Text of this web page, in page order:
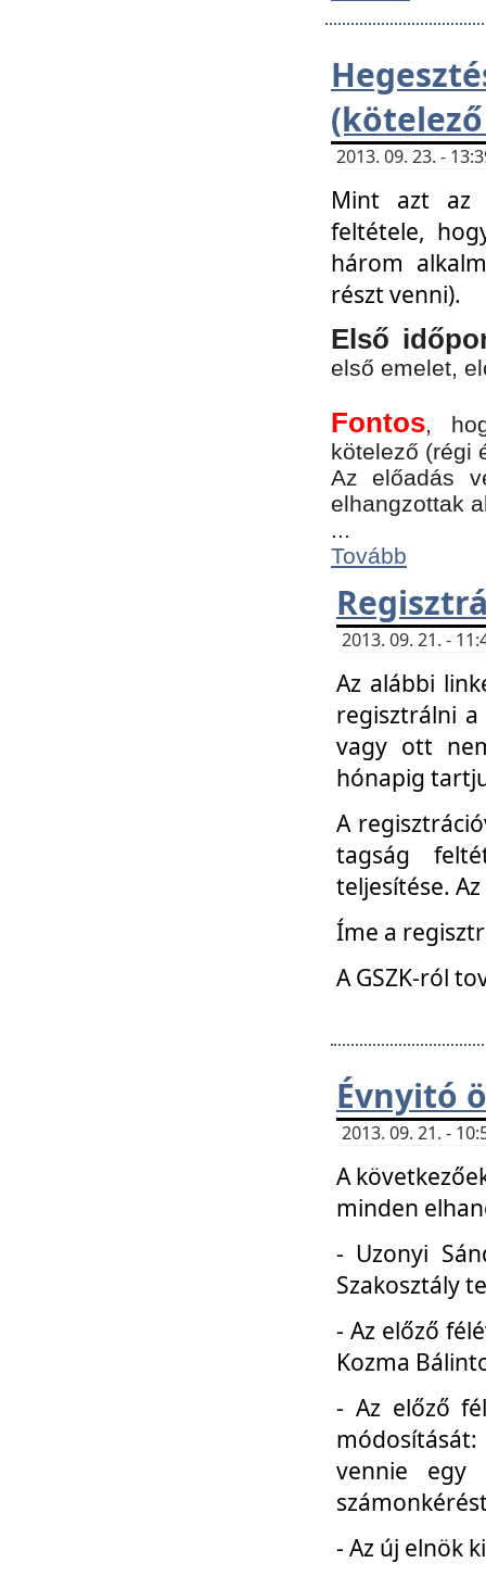
2013. 09. 23. -
Mint azt az
feltétele,
három
részt venni).
Első
első emelet,
Fontos,
kötelező (régi
Az előadás
elhangzottak
...
Tovább
2013. 09. 21. -
Az alábbi
regisztrálni
vagy ott
hónapig
A
tagság
teljesítése.
Íme a
A GSZK-ról
Évnyitó
2013. 09. 21. -
A
minden
- Uzonyi
Szakosztály
- Az előző
Kozma
- Az előző
vennie egy
- Az új elnök